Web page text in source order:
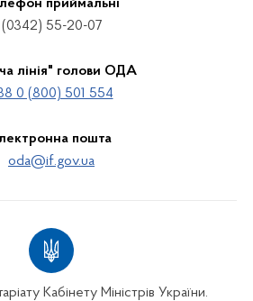
приймальні
(0342) 55-20-07
лінія" голови ОДА
0 (800) 501 554
пошта
oda@if.gov.ua
Кабінету Міністрів України.